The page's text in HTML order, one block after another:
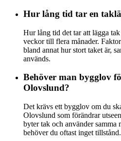
Hur lång tid tar en
Hur lång tid det tar att lägga
veckor till flera månader.
bland annat hur stort taket är,
används.
Behöver man bygglov
Olovslund?
Det krävs ett bygglov om du
Olovslund som förändrar
byter tak och använder samma
behöver du oftast inget tillstånd.